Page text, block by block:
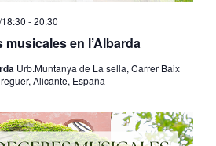
en l’Albarda
-20:30
Urb.Muntanya de La sella, Carrer Baix
Alicante, España